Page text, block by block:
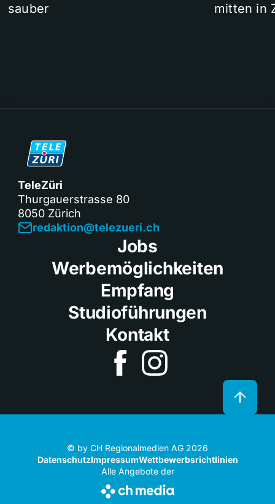
sauber
mitten in
TeleZüri
Thurgauerstrasse 80
8050 Zürich
redaktion@telezueri.ch
Jobs
Werbemöglichkeiten
Empfang
Studioführungen
Kontakt
© by CH Regionalmedien AG 2026
DatenschutzImpressumWettbewerbsrichtlinien
Alle Angebote der